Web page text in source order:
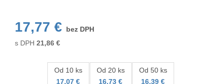
17,77 €
bez DPH
s DPH 21,86 €
Od 10 ks
17,07 €
Od 20 ks
16,73 €
Od 50 ks
16,39 €